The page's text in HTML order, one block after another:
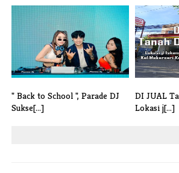
Isi Liburan Sekolah, SMS
Carnival B[...]
Event
" Back to School ", Parade DJ
Sukse[...]
DI JUAL
Lokasi j[...]